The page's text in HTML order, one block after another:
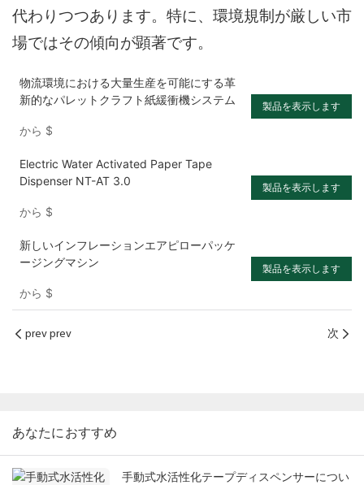
代わりつつあります。特に、環境規制が厳しい市
場ではその傾向が顕著です。
物流環境における大量生産を可能にする革
新的なパレットクラフト紙緩衝機システム
から $
製品を表示します
Electric Water Activated Paper Tape
Dispenser NT-AT 3.0
から $
製品を表示します
新しいインフレーションエアピローパッケ
ージングマシン
から $
製品を表示します
prev prev 次
あなたにおすすめ
手動式水活性化テープディスペンサーについ